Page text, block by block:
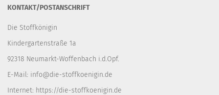
KONTAKT/POSTANSCHRIFT
Die Stoffkönigin
Kindergartenstraße 1a
92318 Neumarkt-Woffenbach i.d.Opf.
E-Mail: info@die-stoffkoenigin.de
Internet: https://die-stoffkoenigin.de